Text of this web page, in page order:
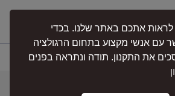
ירושלים צפון
לאירועים המוניים
אתכם באתר שלנו. בכדי
עם אנשי מקצוע בתחום הרגולציה
את התקנון. תודה ונתראה בפנים